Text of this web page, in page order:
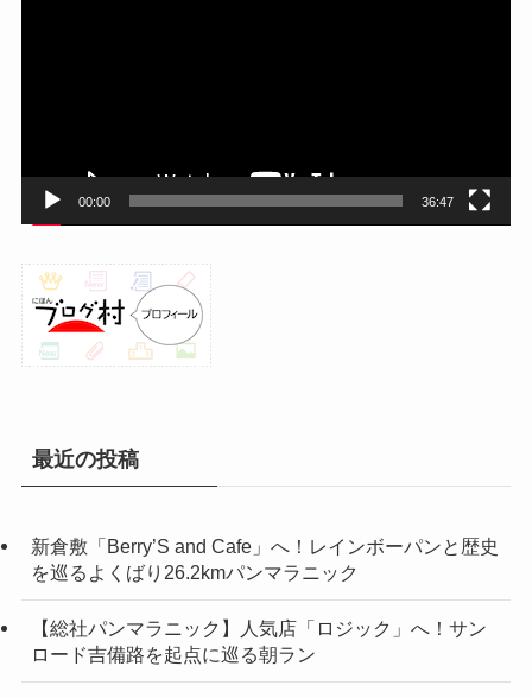
00:00 36:47
最近の投稿
新倉敷「Berry’S and Cafe」へ！レインボーパンと歴史
を巡るよくばり26.2kmパンマラニック
【総社パンマラニック】人気店「ロジック」へ！サン
ロード吉備路を起点に巡る朝ラン